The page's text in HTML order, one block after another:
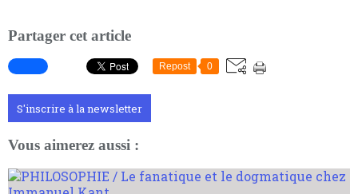
Partager cet article
Repost 0
S'inscrire à la newsletter
Vous aimerez aussi :